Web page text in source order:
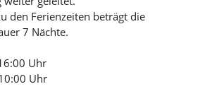
den Ferienzeiten beträgt die
7 Nächte.
Uhr
Uhr